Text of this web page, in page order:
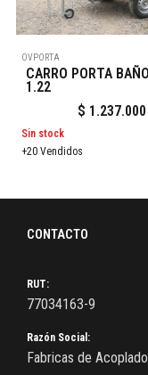
OVPORTA
CARRO PORTA
1.22
$ 1.237.000
Sin stock
+20 Vendidos
CONTACTO
RUT:
77034163-9
Razón Social:
Fabricas de